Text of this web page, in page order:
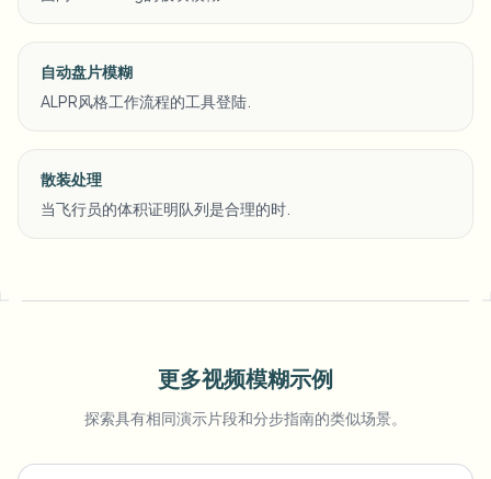
自动盘片模糊
ALPR风格工作流程的工具登陆.
散装处理
当飞行员的体积证明队列是合理的时.
更多视频模糊示例
探索具有相同演示片段和分步指南的类似场景。